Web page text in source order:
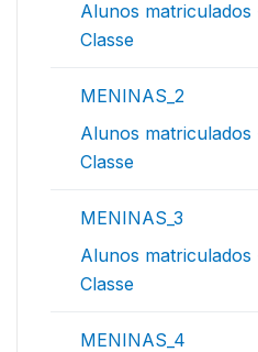
Alunos matriculados
Classe
MENINAS_2
Alunos
Classe
MENINAS_3
Alunos
Classe
MENINAS_4